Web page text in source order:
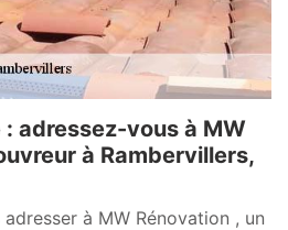
adressez-vous à MW
à Rambervillers,
à MW Rénovation , un